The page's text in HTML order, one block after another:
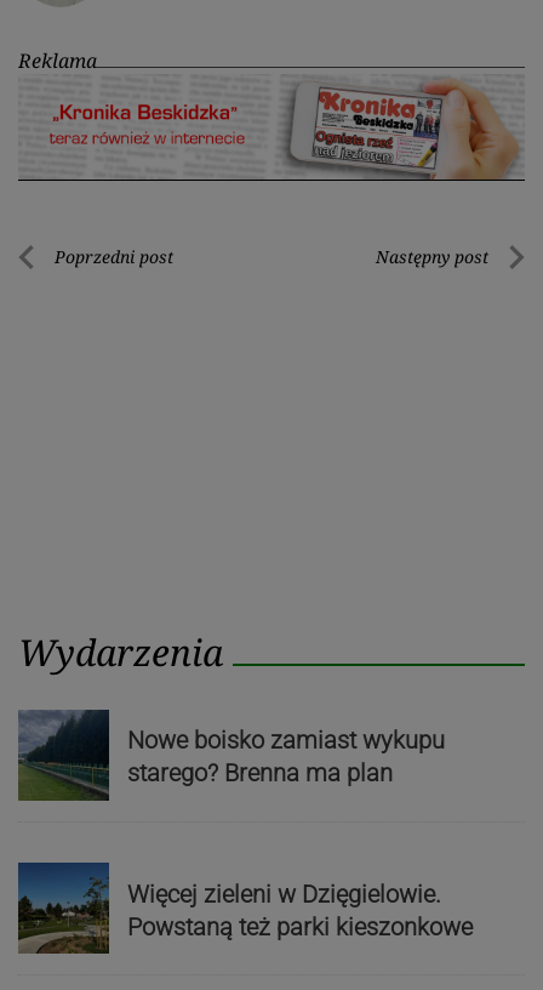
Reklama
Nawigacja
Poprzedni post Następny post
Wydarzenia
Nowe boisko zamiast wykupu
starego? Brenna ma plan
Więcej zieleni w Dzięgielowie.
Powstaną też parki kieszonkowe